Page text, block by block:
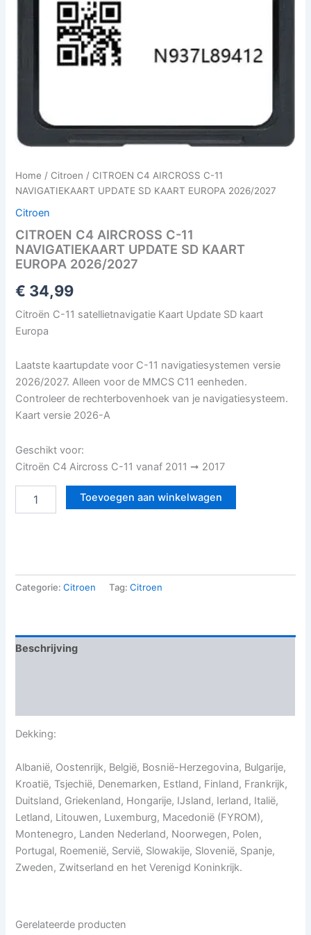
Home / Citroen / CITROEN C4 AIRCROSS C-11
NAVIGATIEKAART UPDATE SD KAART EUROPA 2026/2027
Citroen
CITROEN C4 AIRCROSS C-11
NAVIGATIEKAART UPDATE SD KAART
EUROPA 2026/2027
€ 34,99
Citroën C-11 satellietnavigatie Kaart Update SD kaart
Europa
Laatste kaartupdate voor C-11 navigatiesystemen versie
2026/2027. Alleen voor de MMCS C11 eenheden.
Controleer de rechterbovenhoek van je navigatiesysteem.
Kaart versie 2026-A
Geschikt voor:
Citroën C4 Aircross C-11 vanaf 2011 ➞ 2017
Toevoegen aan winkelwagen
Categorie:Citroen Tag:Citroen
Beschrijving
Dekking:
Albanië, Oostenrijk, België, Bosnië-Herzegovina, Bulgarije,
Kroatië, Tsjechië, Denemarken, Estland, Finland, Frankrijk,
Duitsland, Griekenland, Hongarije, IJsland, Ierland, Italië,
Letland, Litouwen, Luxemburg, Macedonië (FYROM),
Montenegro, Landen Nederland, Noorwegen, Polen,
Portugal, Roemenië, Servië, Slowakije, Slovenië, Spanje,
Zweden, Zwitserland en het Verenigd Koninkrijk.
Gerelateerde producten